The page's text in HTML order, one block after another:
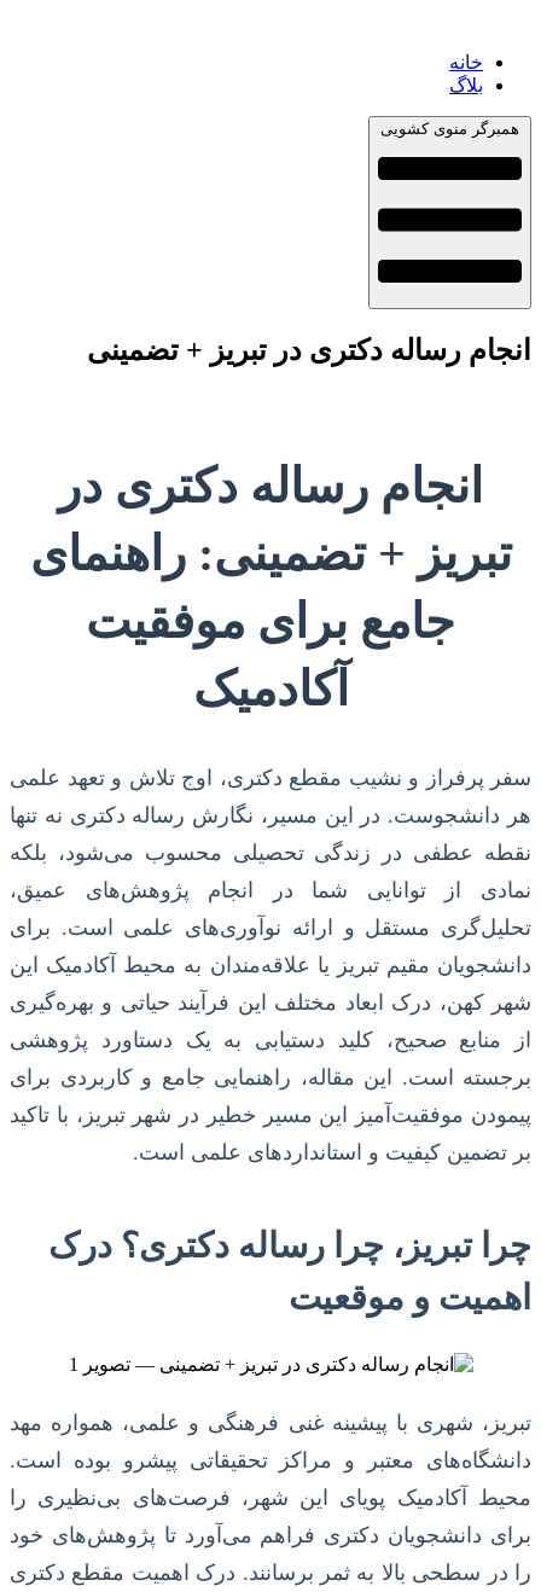
خانه
بلاگ
همبرگر منوی کشویی
انجام رساله دکتری در تبریز + تضمینی
انجام رساله دکتری در
تبریز + تضمینی: راهنمای
جامع برای موفقیت
آکادمیک
سفر پرفراز و نشیب مقطع دکتری، اوج تلاش و تعهد علمی
هر دانشجوست. در این مسیر، نگارش رساله دکتری نه تنها
نقطه عطفی در زندگی تحصیلی محسوب می‌شود، بلکه
نمادی از توانایی شما در انجام پژوهش‌های عمیق،
تحلیل‌گری مستقل و ارائه نوآوری‌های علمی است. برای
دانشجویان مقیم تبریز یا علاقه‌مندان به محیط آکادمیک این
شهر کهن، درک ابعاد مختلف این فرآیند حیاتی و بهره‌گیری
از منابع صحیح، کلید دستیابی به یک دستاورد پژوهشی
برجسته است. این مقاله، راهنمایی جامع و کاربردی برای
پیمودن موفقیت‌آمیز این مسیر خطیر در شهر تبریز، با تاکید
بر تضمین کیفیت و استاندارد‌های علمی است.
چرا تبریز، چرا رساله دکتری؟ درک
اهمیت و موقعیت
تبریز، شهری با پیشینه غنی فرهنگی و علمی، همواره مهد
دانشگاه‌های معتبر و مراکز تحقیقاتی پیشرو بوده است.
محیط آکادمیک پویای این شهر، فرصت‌های بی‌نظیری را
برای دانشجویان دکتری فراهم می‌آورد تا پژوهش‌های خود
را در سطحی بالا به ثمر برسانند. درک اهمیت مقطع دکتری